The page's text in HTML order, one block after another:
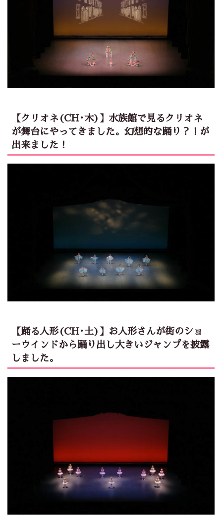
【クリオネ(CH･木)】水族館で見るクリオネ
が舞台にやってきました。幻想的な踊り？！が
出来ました！
【踊る人形(CH･土)】お人形さんが街のショ
ーウインドから踊り出し大きいジャンプを披露
しました。